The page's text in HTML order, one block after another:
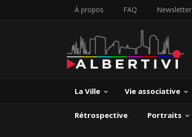
À propos FAQ Newsletter
La Ville Vie associative
Rétrospective Portraits